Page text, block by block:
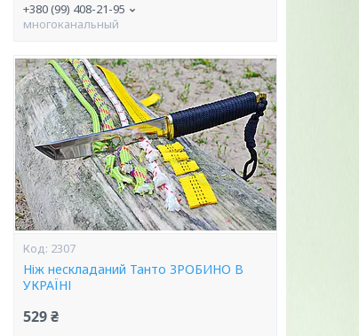
+380 (99) 408-21-95
многоканальный
2307
Ніж нескладаний Танто ЗРОБИНО В
УКРАЇНІ
529 ₴